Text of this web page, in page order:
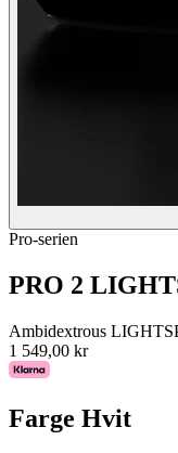
Pro-serien
PRO 2
Ambidextrous
1 549,00 kr
Farge Hvit